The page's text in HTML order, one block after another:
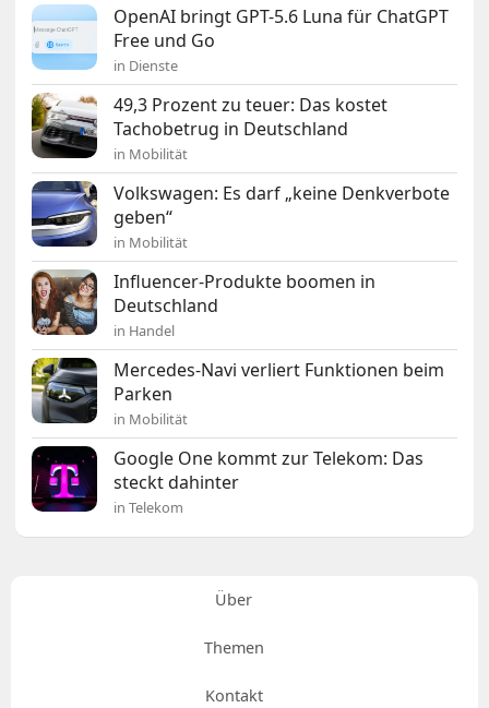
OpenAI bringt GPT-5.6 Luna für ChatGPT
Free und Go
in Dienste
49,3 Prozent zu teuer: Das kostet
Tachobetrug in Deutschland
in Mobilität
Volkswagen: Es darf „keine Denkverbote
geben“
in Mobilität
Influencer-Produkte boomen in
Deutschland
in Handel
Mercedes-Navi verliert Funktionen beim
Parken
in Mobilität
Google One kommt zur Telekom: Das
steckt dahinter
in Telekom
Über
Themen
Kontakt